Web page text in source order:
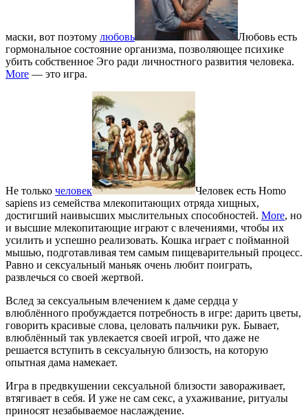
маски, вот поэтому любовь
Любовь есть
гормональное состояние организма, позволяющее психике
убить собственное Эго ради личностного развития человека.
More — это игра.
Не только человек
Человек есть Homo
sapiens из семейства млекопитающих отряда хищных,
достигший наивысших мыслительных способностей. More, но
и высшие млекопитающие играют с влечениями, чтобы их
усилить и успешно реализовать. Кошка играет с пойманной
мышью, подготавливая тем самым пищеварительный процесс.
Равно и сексуальный маньяк очень любит поиграть,
развлечься со своей жертвой.
Вслед за сексуальным влечением к даме сердца у
влюблённого пробуждается потребность в игре: дарить цветы,
говорить красивые слова, целовать пальчики рук. Бывает,
влюблённый так увлекается своей игрой, что даже не
решается вступить в сексуальную близость, на которую
опытная дама намекает.
Игра в предвкушении сексуальной близости завораживает,
втягивает в себя. И уже не сам секс, а ухаживание, ритуалы
приносят незабываемое наслаждение.